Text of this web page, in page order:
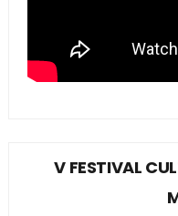
V FESTIVAL